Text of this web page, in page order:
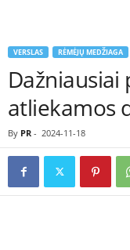
VERSLAS RĖMĖJŲ MEDŽIAGA
Dažniausiai
atliekamos
By PR - 2024-11-18